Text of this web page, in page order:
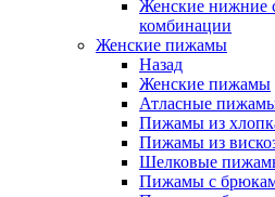
Женские нижние
комбинации
Женские пижамы
Назад
Женские пижамы
Атласные
Пижамы из
Пижамы из
Шелковые
Пижамы с